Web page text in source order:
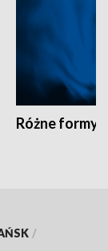
Różne formy
/